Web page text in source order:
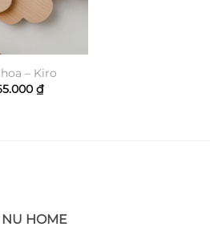
– Kiro
₫Khoảng
giá:
NU HOME